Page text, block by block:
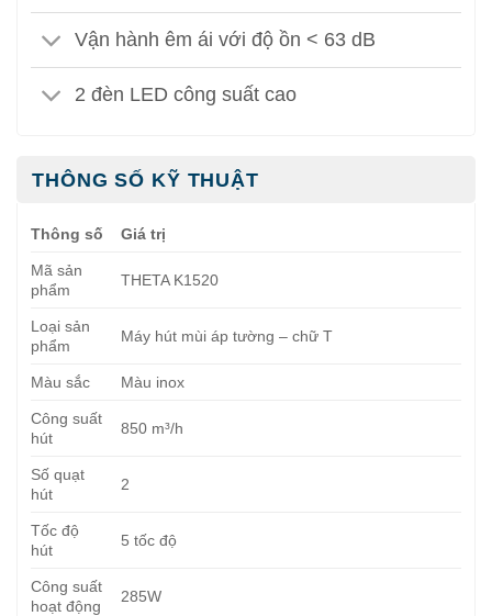
Vận hành êm ái với độ ồn < 63 dB
2 đèn LED công suất cao
THÔNG SỐ KỸ THUẬT
Thông số Giá trị
Mã sản
phẩm
THETA K1520
Loại sản
phẩm
Máy hút mùi áp tường – chữ T
Màu sắc Màu inox
Công suất
hút
850 m³/h
Số quạt
hút
2
Tốc độ
hút
5 tốc độ
Công suất
hoạt động
285W